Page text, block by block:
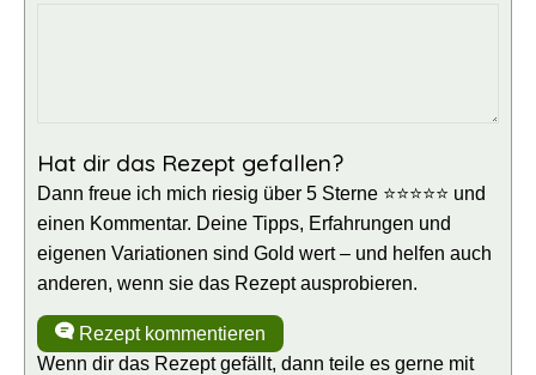
Hat dir das Rezept gefallen?
Dann freue ich mich riesig über 5 Sterne ⭐⭐⭐⭐⭐ und
einen Kommentar. Deine Tipps, Erfahrungen und
eigenen Variationen sind Gold wert – und helfen auch
anderen, wenn sie das Rezept ausprobieren.
Rezept kommentieren
Wenn dir das Rezept gefällt, dann teile es gerne mit